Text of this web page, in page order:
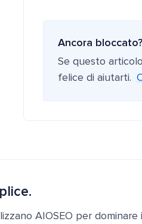
Ancora bloccato?
Se questo
felice di aiutarti.
AIOSEO per